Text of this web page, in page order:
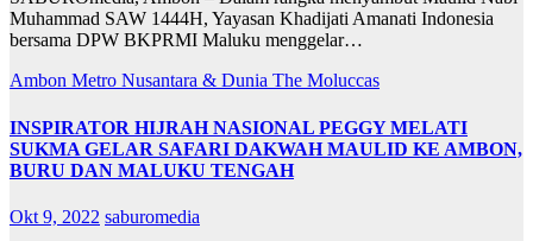
Muhammad SAW 1444H, Yayasan Khadijati Amanati Indonesia
bersama DPW BKPRMI Maluku menggelar…
Ambon Metro Nusantara & Dunia The Moluccas
INSPIRATOR HIJRAH NASIONAL PEGGY MELATI
SUKMA GELAR SAFARI DAKWAH MAULID KE AMBON,
BURU DAN MALUKU TENGAH
Okt 9, 2022 saburomedia